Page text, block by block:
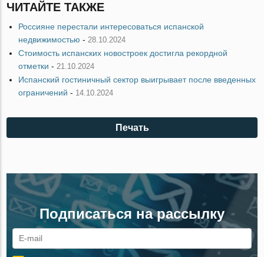
ЧИТАЙТЕ ТАКЖЕ
Россияне перестали интересоваться испанской
недвижимостью - 28.10.2024
Стоимость испанских новостроек достигла рекордной
отметки - 21.10.2024
Испанский гостиничный сектор выигрывает после введенных
ограничений - 14.10.2024
Печать
Подписаться на рассылку